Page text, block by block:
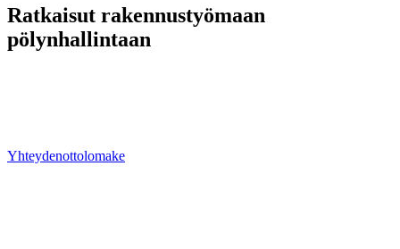
Ratkaisut rakennustyömaan
pölynhallintaan
Yhteydenottolomake